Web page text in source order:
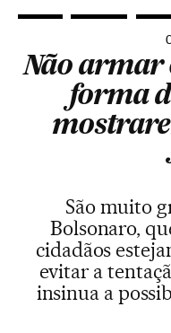
Não armar
forma
São muito
Bolsonaro,
cidadãos
evitar a
insinua a